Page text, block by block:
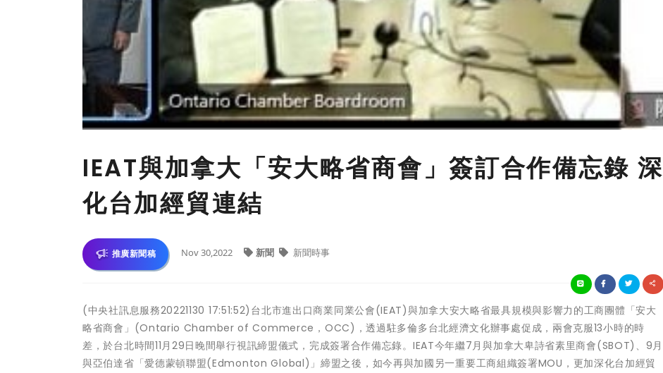
IEAT與加拿大「安大略省商會」簽訂合作備忘錄 深
化台加經貿連結
推廣新聞稿 Nov 30,2022 新聞 新聞時事
(中央社訊息服務20221130 17:51:52)台北市進出口商業同業公會(IEAT)與加拿大安大略省最具規模與影響力的工商團體「安大
略省商會」(Ontario Chamber of Commerce，OCC)，透過駐多倫多台北經濟文化辦事處促成，兩會克服13小時的時
差，於台北時間11月29日晚間舉行視訊締盟儀式，完成簽署合作備忘錄。IEAT今年繼7月與加拿大卑詩省素里商會(SBOT)、9月
與亞伯達省「愛德蒙頓聯盟(Edmonton Global)」締盟之後，如今再與加國另一重要工商組織簽署MOU，更加深化台加經貿